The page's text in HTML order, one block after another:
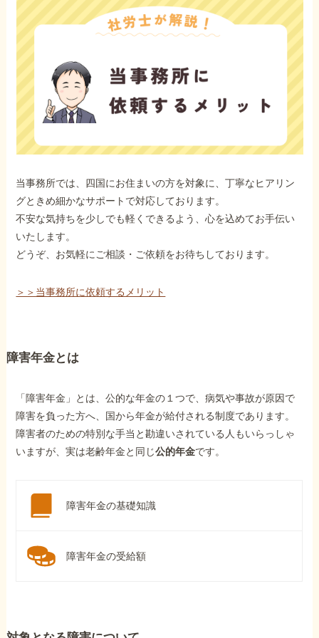
メリット
お電話でのお問い合わせ
089-907-3797
受付時間：平日9:00~18:00
当事務所では、四国にお住まいの方を対象に、丁寧なヒアリン
グときめ細かなサポートで対応しております。
不安な気持ちを少しでも軽くできるよう、心を込めてお手伝い
いたします。
どうぞ、お気軽にご相談・ご依頼をお待ちしております。
＞＞当事務所に依頼するメリット
障害年金とは
「障害年金」とは、公的な年金の１つで、病気や事故が原因で
障害を負った方へ、国から年金が給付される制度であります。
障害者のための特別な手当と勘違いされている人もいらっしゃ
いますが、実は老齢年金と同じ公的年金です。
障害年金の基礎知識
障害年金の受給額